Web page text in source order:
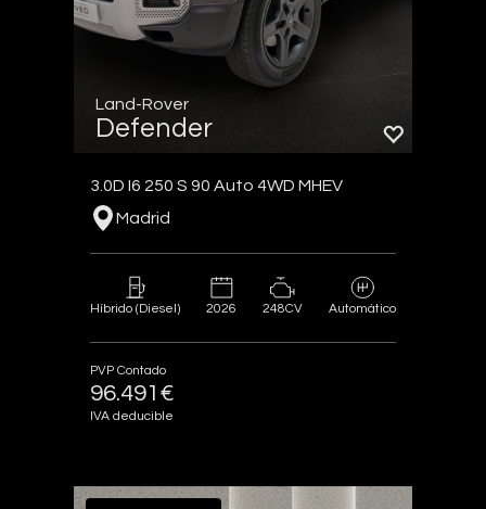
Land-Rover
Defender
3.0D I6 250 S 90 Auto 4WD MHEV
Madrid
Híbrido (Diesel) 2026 248CV Automático
PVP Contado
96.491€
IVA deducible